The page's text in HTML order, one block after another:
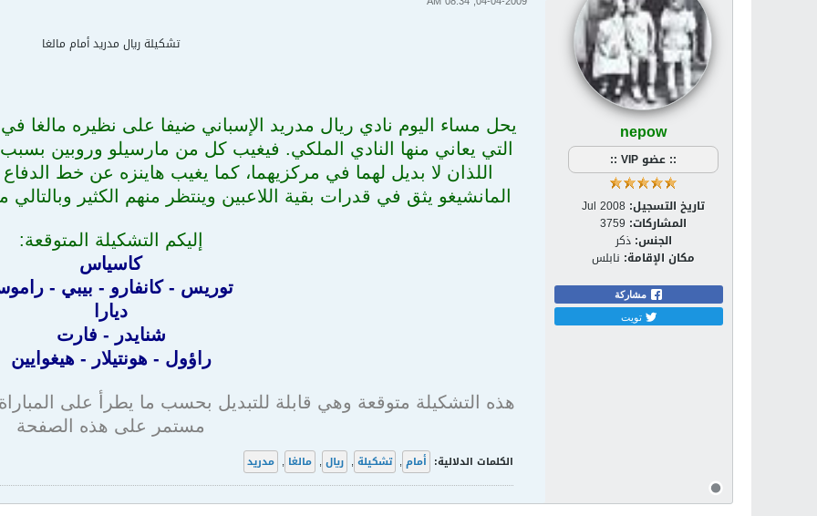
nepow
:: عضو VIP ::
تاريخ التسجيل: Jul 2008
المشاركات: 3759
الجنس: ذكر
مكان الإقامة: نابلس
مشاركة
تويت
تشكيلة ريال مدريد أمام مالغا
يحل مساء اليوم نادي ريال مدريد الإسباني ضيفا على نظيره مالغا في
التي يعاني منها النادي الملكي. فيغيب كل من مارسيلو وروبين
اللذان لا بديل لهما في مركزيهما، كما يغيب هاينزه عن خط
المانشيغو يثق في قدرات بقية اللاعبين وينتظر منهم الكثير
إليكم التشكيلة المتوقعة:
كاسياس
توريس - كانفارو - بيبي -
ديارا
شنايدر - فارت
راؤول - هونتيلار - هيغوايين
هذه التشكيلة متوقعة وهي قابلة للتبديل بحسب ما يطرأ على
مستمر على هذه الصفحة
الكلمات الدلالية: أمام , تشكيلة , ريال , مالغا , مدريد